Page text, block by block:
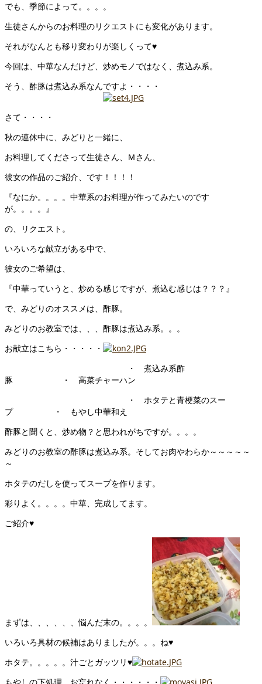
でも、季節によって。。。。
生徒さんからのお料理のリクエストにも変化があります。
それがなんとも移り変わりが楽しくって♥
今回は、中華なんだけど、炒めモノではなく、煮込み系。
そう、酢豚は煮込み系なんですよ・・・・
さて・・・・
秋の連休中に、みどりと一緒に、
お料理してくださって生徒さん、Ｍさん、
彼女の作品のご紹介、です！！！！
『なにか。。。。中華系のお料理が作ってみたいのです
が。。。。』
の、リクエスト。
いろいろな献立がある中で、
彼女のご希望は、
『中華っていうと、炒める感じですが、煮込む感じは？？？』
で、みどりのオススメは、酢豚。
みどりのお教室では、、、酢豚は煮込み系。。。
お献立はこちら・・・・・
・ 煮込み系酢
豚 ・ 高菜チャーハン
・ ホタテと青梗菜のスー
プ ・ もやし中華和え
酢豚と聞くと、炒め物？と思われがちですが。。。。
みどりのお教室の酢豚は煮込み系。そしてお肉やわらか～～～～～
～
ホタテのだしを使ってスープを作ります。
彩りよく。。。。中華、完成してます。
ご紹介♥
まずは、、、、、、悩んだ末の。。。。
いろいろ具材の候補はありましたが。。。ね♥
ホタテ。。。。。汁ごとガッツリ♥